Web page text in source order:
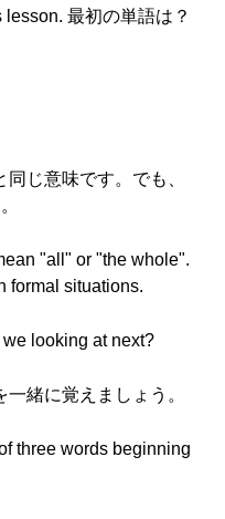
最初の単語は？
じ意味です。でも、
"all" or "the whole".
formal situations.
looking at next?
緒に覚えましょう。
three words beginning